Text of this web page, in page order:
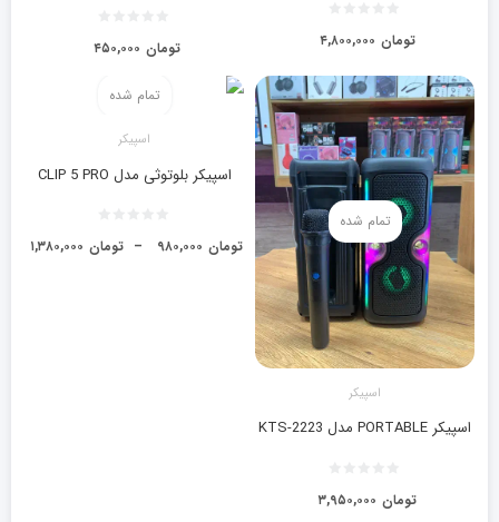
۴,۸۰۰,۰۰۰ تومان ۴۵۰,۰۰۰ تومان
تمام شده
اسپیکر
اسپیکر PORTABLE مدل KTS-2223
۳,۹۵۰,۰۰۰ تومان
تمام شده
اسپیکر
اسپیکر بلوتوثی مدل CLIP 5 PRO
۱,۳۸۰,۰۰۰ تومان – ۹۸۰,۰۰۰ تومان